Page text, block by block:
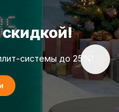
системы до 25%!